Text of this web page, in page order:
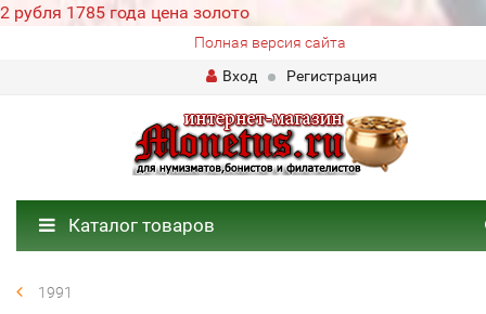
2 рубля 1785 года цена золото
Полная версия сайта
Вход
Регистрация
Каталог товаров
1991